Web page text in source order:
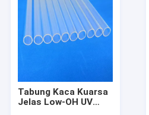
Tabung Kaca Kuarsa
Jelas Low-OH UV